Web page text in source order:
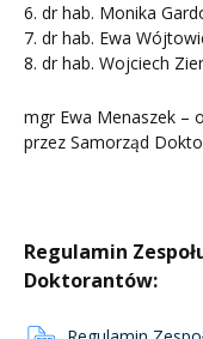
6. dr hab. Monika
7. dr hab. Ewa
8. dr hab. Wojciech
mgr Ewa Menaszek –
przez Samorząd
Regulamin
Doktorantów: